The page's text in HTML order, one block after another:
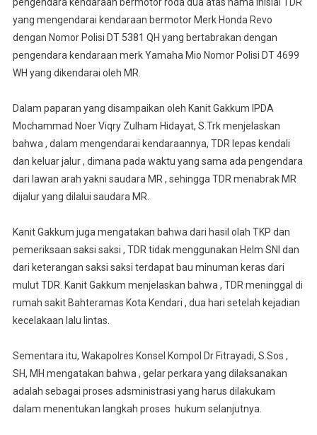
yang mengendarai kendaraan bermotor Merk Honda Revo
dengan Nomor Polisi DT 5381 QH yang bertabrakan dengan
pengendara kendaraan merk Yamaha Mio Nomor Polisi DT 4699
WH yang dikendarai oleh MR.
Dalam paparan yang disampaikan oleh Kanit Gakkum IPDA
Mochammad Noer Viqry Zulham Hidayat, S.Trk menjelaskan
bahwa , dalam mengendarai kendaraannya, TDR lepas kendali
dan keluar jalur , dimana pada waktu yang sama ada pengendara
dari lawan arah yakni saudara MR , sehingga TDR menabrak MR
dijalur yang dilalui saudara MR.
Kanit Gakkum juga mengatakan bahwa dari hasil olah TKP dan
pemeriksaan saksi saksi , TDR tidak menggunakan Helm SNI dan
dari keterangan saksi saksi terdapat bau minuman keras dari
mulut TDR. Kanit Gakkum menjelaskan bahwa , TDR meninggal di
rumah sakit Bahteramas Kota Kendari , dua hari setelah kejadian
kecelakaan lalu lintas.
Sementara itu, Wakapolres Konsel Kompol Dr Fitrayadi, S.Sos ,
SH, MH mengatakan bahwa , gelar perkara yang dilaksanakan
adalah sebagai proses adsministrasi yang harus dilakukam
dalam menentukan langkah proses hukum selanjutnya.